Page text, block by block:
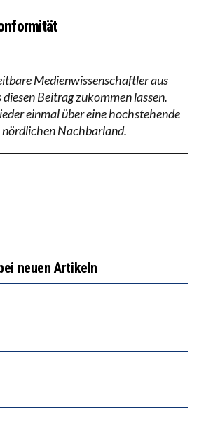
Medienwissenschaftler aus
Beitrag zukommen lassen.
einmal über eine hochstehende
nördlichen Nachbarland.
neuen Artikeln